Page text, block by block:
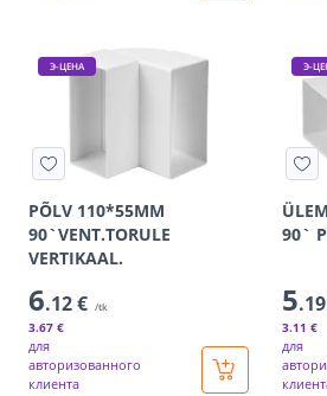
Э-ЦЕНА
PÕLV 110*55MM
90`VENT.TORULE
VERTIKAAL.
6.12 € /tk
3.67 €
для
авторизованного
клиента
Э-
90`
5
3.11 €
для